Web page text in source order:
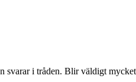
svarar i tråden. Blir väldigt